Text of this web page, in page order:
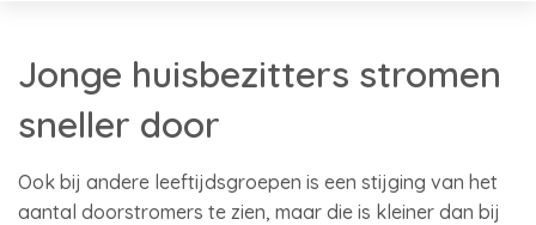
Jonge huisbezitters stromen
sneller door
Ook bij andere leeftijdsgroepen is een stijging van het
aantal doorstromers te zien, maar die is kleiner dan bij